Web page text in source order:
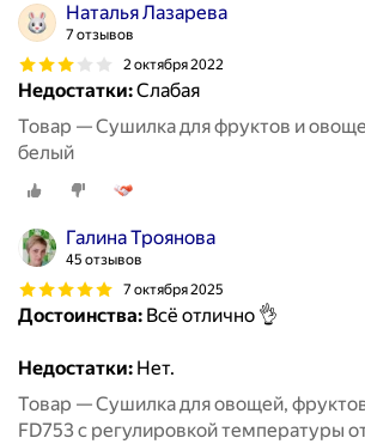
Наталья Лазарева
7 отзывов
2 октября 2022
Недостатки:Слабая
Товар — Сушилка для фруктов и
белый
Галина Троянова
45 отзывов
7 октября 2025
Достоинства: Всё отлично 👌
Недостатки: Нет.
Товар — Сушилка для овощей, фруктов
FD753 с регулировкой температуры